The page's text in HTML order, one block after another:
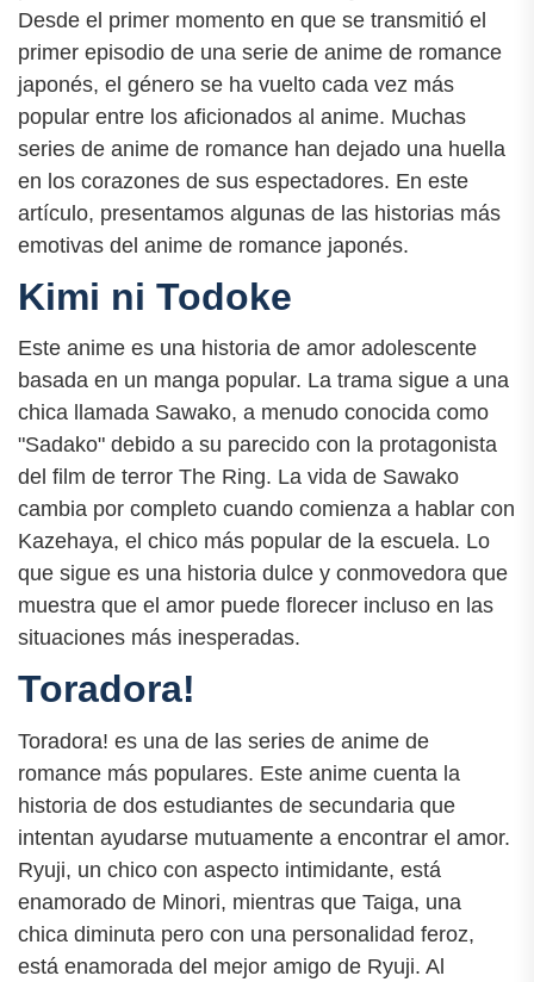
Desde el primer momento en que se transmitió el
primer episodio de una serie de anime de romance
japonés, el género se ha vuelto cada vez más
popular entre los aficionados al anime. Muchas
series de anime de romance han dejado una huella
en los corazones de sus espectadores. En este
artículo, presentamos algunas de las historias más
emotivas del anime de romance japonés.
Kimi ni Todoke
Este anime es una historia de amor adolescente
basada en un manga popular. La trama sigue a una
chica llamada Sawako, a menudo conocida como
"Sadako" debido a su parecido con la protagonista
del film de terror The Ring. La vida de Sawako
cambia por completo cuando comienza a hablar con
Kazehaya, el chico más popular de la escuela. Lo
que sigue es una historia dulce y conmovedora que
muestra que el amor puede florecer incluso en las
situaciones más inesperadas.
Toradora!
Toradora! es una de las series de anime de
romance más populares. Este anime cuenta la
historia de dos estudiantes de secundaria que
intentan ayudarse mutuamente a encontrar el amor.
Ryuji, un chico con aspecto intimidante, está
enamorado de Minori, mientras que Taiga, una
chica diminuta pero con una personalidad feroz,
está enamorada del mejor amigo de Ryuji. Al